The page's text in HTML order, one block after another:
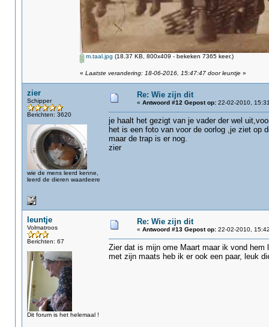
m.taal.jpg (18.37 KB, 800x409 - bekeken 7365 keer.)
« Laatste verandering: 18-06-2016, 15:47:47 door leuntje»
zier
Schipper
Berichten: 3620
wie de mens leerd kenne,
leerd de dieren waardeere
Re: Wie zijn dit
« Antwoord #12 Gepost op:22-02-2010,
je haalt het gezigt van je vader der wel
het is een foto van voor de oorlog ,je ziet op
maar de trap is er nog.
zier
leuntje
Volmatroos
Berichten: 67
Dit forum is het helemaal !
Re: Wie zijn dit
« Antwoord #13 Gepost op:22-02-2010,
Zier dat is mijn ome Maart maar ik vond hem
met zijn maats heb ik er ook een paar, leuk